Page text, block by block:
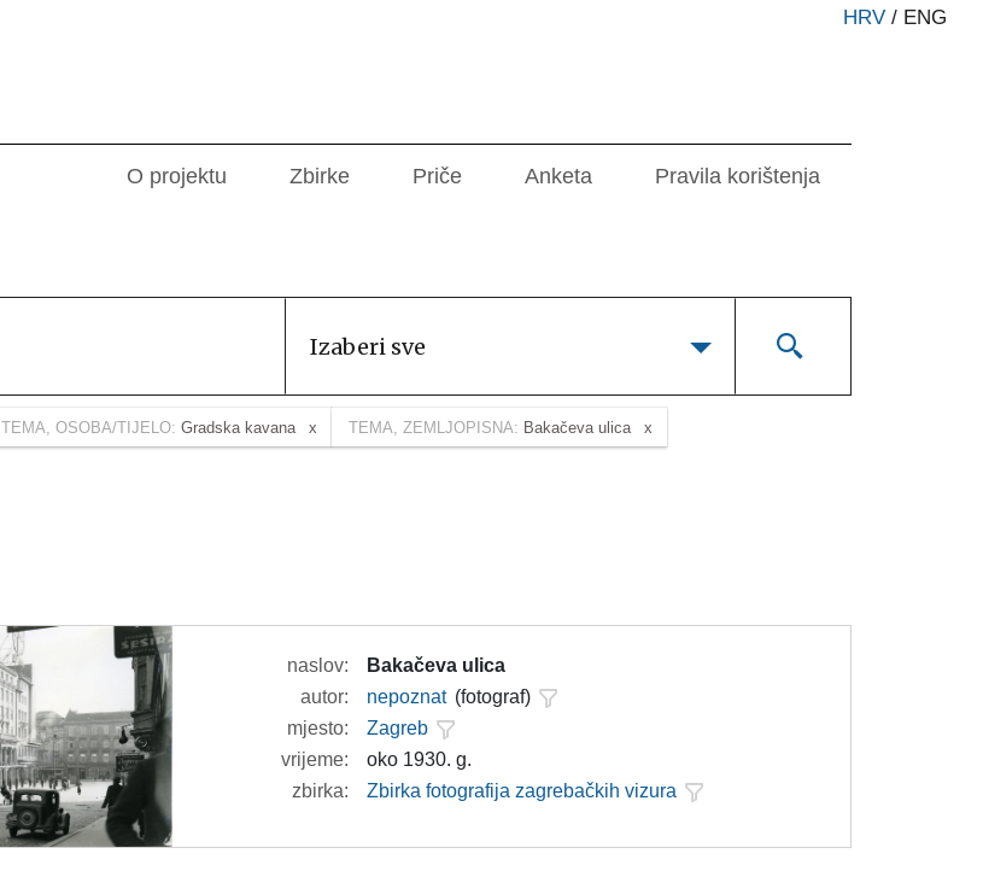
HRV / ENG
O projektu Zbirke Priče Anketa Pravila korištenja
Izaberi sve
TEMA, OSOBA/TIJELO: Gradska kavana TEMA, ZEMLJOPISNA: Bakačeva ulica
naslov:
Bakačeva ulica
autor:
nepoznat (fotograf)
mjesto:
Zagreb
vrijeme:
oko 1930. g.
zbirka:
Zbirka fotografija zagrebačkih vizura